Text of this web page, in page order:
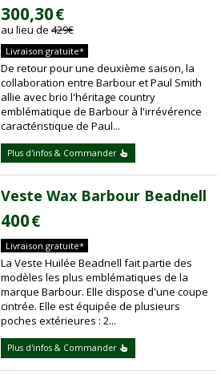
300,30€
au lieu de429€
Livraison gratuite*
De retour pour une deuxième saison, la
collaboration entre Barbour et Paul Smith
allie avec brio l'héritage country
emblématique de Barbour à l'irrévérence
caractéristique de Paul...
Plus d'infos & Commander
Veste Wax Barbour Beadnell
400€
Livraison gratuite*
La Veste Huilée Beadnell fait partie des
modèles les plus emblématiques de la
marque Barbour. Elle dispose d'une coupe
cintrée. Elle est équipée de plusieurs
poches extérieures : 2...
Plus d'infos & Commander